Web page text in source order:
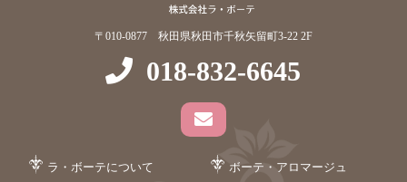
〒010-0877 秋田県秋田市千秋矢留町3-22 2F
018-832-6645
ラ・ボーテについて ボーテ・アロマージュ